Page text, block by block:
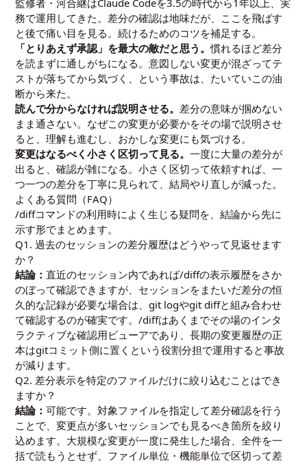
監修者・河合継はClaude Codeを3.5の時代から1年以上、実
務で運用してきた。差分の確認は地味だが、ここを飛ばす
と後で痛い目を見る。続けるためのコツを補足する。
「とりあえず承認」を最大の敵だと思う。慣れるほど差分
を読まずに通しがちになる。意図しない変更が混ざってテ
ストが落ちてから気づく、という事故は、たいていこの油
断から来た。
読んで分からなければ説明させる。 差分の意味が掴めない
まま通さない。なぜこの変更が必要かをその場で説明させ
ると、理解も進むし、おかしな変更にも気づける。
変更はなるべく小さく区切って見る。一度に大量の差分が
出ると、確認が雑になる。小さく区切って依頼すれば、一
つ一つの差分を丁寧に見られて、結局やり直しが減った。
よくある質問（FAQ）
/diffコマンドの利用時によく生じる疑問を、結論から先に
示す形でまとめます。
Q1. 過去のセッションの差分履歴はどうやって見返せます
か？
結論：直近のセッション内であれば/diffの表示履歴をさか
のぼって確認できますが、セッションをまたいだ差分の恒
久的な記録が必要な場合は、git logやgit diffと組み合わせ
て確認するのが確実です。/diffはあくまでその場のインタ
ラクティブな確認用ビューアであり、長期の変更履歴の正
本はgitコミット側に置くという役割分担で運用すると事故
が減ります。
Q2. 差分表示を特定のファイルだけに絞り込むことはでき
ますか？
結論：可能です。対象ファイルを指定して差分確認を行う
ことで、変更点が多いセッションでも見るべき箇所を絞り
込めます。大規模な変更が一度に発生した場合、全件を一
括で読もうとせず、ファイル単位・機能単位で区切って差